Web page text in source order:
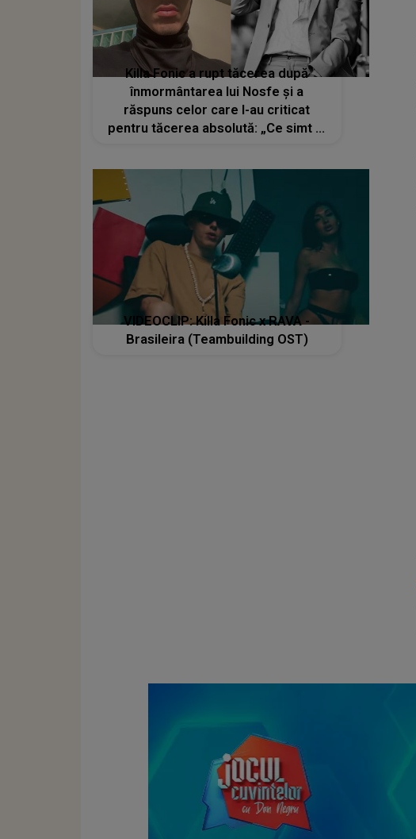
Killa Fonic a rupt tăcerea după
înmormântarea lui Nosfe și a
răspuns celor care l-au criticat
pentru tăcerea absolută: „Ce simt și
VIDEOCLIP: Killa Fonic x RAVA -
Brasileira (Teambuilding OST)